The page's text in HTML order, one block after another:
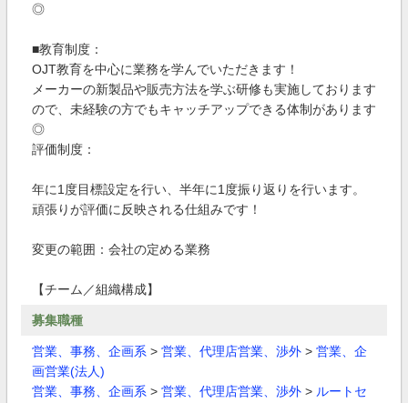
◎
■教育制度：
OJT教育を中心に業務を学んでいただきます！
メーカーの新製品や販売方法を学ぶ研修も実施しております
ので、未経験の方でもキャッチアップできる体制があります
◎
評価制度：
年に1度目標設定を行い、半年に1度振り返りを行います。
頑張りが評価に反映される仕組みです！
変更の範囲：会社の定める業務
【チーム／組織構成】
募集職種
営業、事務、企画系 > 営業、代理店営業、渉外 > 営業、企
画営業(法人)
営業、事務、企画系 > 営業、代理店営業、渉外 > ルートセ